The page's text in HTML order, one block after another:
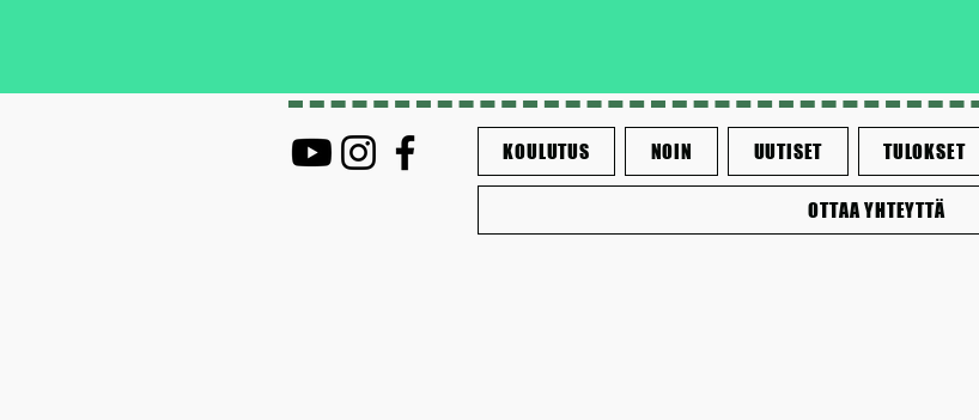
KOULUTUS NOIN UUTISET TULOKSET
OTTAA YHTEYTTÄ